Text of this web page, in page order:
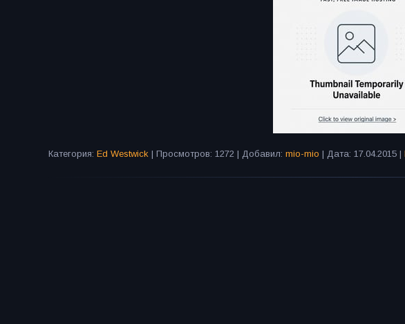
Категория: Ed Westwick | Просмотров: 1272 | Добавил: mio-mio | Дата: 17.04.2015 |